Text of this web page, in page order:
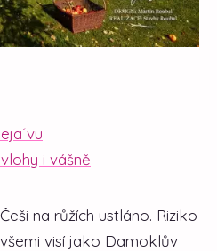
i vášně
na růžích ustláno. Riziko
visí jako Damoklův